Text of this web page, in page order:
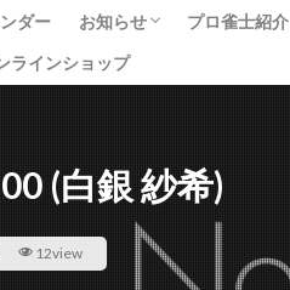
ダー お知らせ
イベント
ニュース
すべて
プロ雀士紹介
ラインショップ
(白銀 紗希)
12view